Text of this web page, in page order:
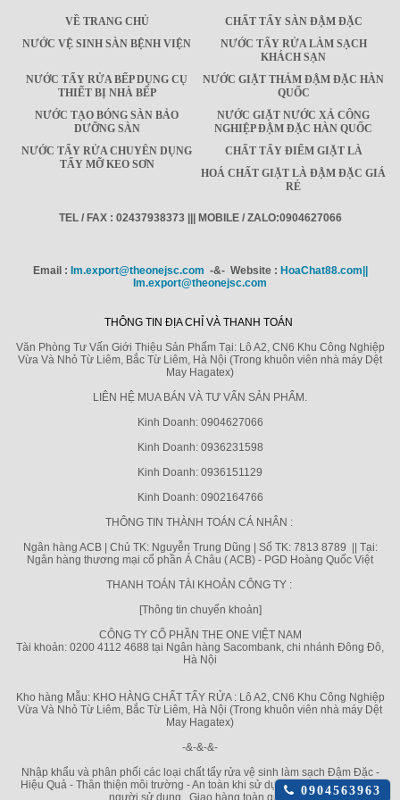
VỀ TRANG CHỦ
CHẤT TẨY SÀN ĐẬM ĐẶC
NƯỚC VỆ SINH SÀN BỆNH VIỆN
NƯỚC TẨY RỬA LÀM SẠCH
KHÁCH SẠN
NƯỚC TẨY RỬA BẾP DỤNG CỤ
THIẾT BỊ NHÀ BẾP
NƯỚC GIẶT THẢM ĐẬM ĐẶC HÀN
QUỐC
NƯỚC TẠO BÓNG SÀN BẢO
DƯỠNG SÀN
NƯỚC GIẶT NƯỚC XẢ CÔNG
NGHIỆP ĐẬM ĐẶC HÀN QUỐC
NƯỚC TẨY RỬA CHUYÊN DỤNG
TẨY MỠ KEO SƠN
CHẤT TẨY ĐIỂM GIẶT LÀ
HOÁ CHẤT GIẶT LÀ ĐẬM ĐẶC GIÁ
RẺ
TEL / FAX : 02437938373 ||| MOBILE / ZALO:0904627066
Email : Im.export@theonejsc.com -&- Website : HoaChat88.com||
Im.export@theonejsc.com
Click
0904563963
THÔNG TIN ĐỊA CHỈ VÀ THANH TOÁN
Văn Phòng Tư Vấn Giới Thiệu Sản Phẩm Tại: Lô A2, CN6 Khu Công Nghiệp
Vừa Và Nhỏ Từ Liêm, Bắc Từ Liêm, Hà Nội (Trong khuôn viên nhà máy Dệt
May Hagatex)
LIÊN HỆ MUA BÁN VÀ TƯ VẤN SẢN PHẨM.
Kinh Doanh: 0904627066
Kinh Doanh: 0936231598
Kinh Doanh: 0936151129
Kinh Doanh: 0902164766
THÔNG TIN THÀNH TOÁN CÁ NHÂN :
Ngân hàng ACB | Chủ TK: Nguyễn Trung Dũng | Số TK: 7813 8789 || Tại:
Ngân hàng thương mại cổ phần Á Châu ( ACB) - PGD Hoàng Quốc Việt
THANH TOÁN TÀI KHOẢN CÔNG TY :
[Thông tin chuyển khoản]
CÔNG TY CỔ PHẦN THE ONE VIỆT NAM
Tài khoản: 0200 4112 4688 tại Ngân hàng Sacombank, chi nhánh Đông Đô,
Hà Nội
Kho hàng Mẫu: KHO HÀNG CHẤT TẨY RỬA : Lô A2, CN6 Khu Công Nghiệp
Vừa Và Nhỏ Từ Liêm, Bắc Từ Liêm, Hà Nội (Trong khuôn viên nhà máy Dệt
May Hagatex)
-&-&-&-
Nhập khẩu và phân phối các loại chất tẩy rửa vệ sinh làm sạch Đậm Đặc -
Hiệu Quả - Thân thiện môi trường - An toàn khi sử dụng cho mọi bề mặt và